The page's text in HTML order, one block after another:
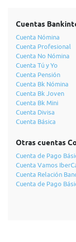
Cuentas
Cuenta Nómina
Cuenta Profesional
Cuenta No Nómina
Cuenta Tú y Yo
Cuenta Pensión
Cuenta Bk Nómina
Cuenta Bk Joven
Cuenta Bk Mini
Cuenta Divisa
Cuenta Básica
Otras cuentas
Cuenta de Pago
Cuenta Vamos
Cuenta Relación
Cuenta de Pago